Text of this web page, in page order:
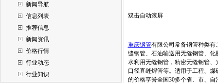
新闻导航
信息列表
推荐信息
新闻资讯
价格行情
行业动态
行业知识
双击自动滚屏
重庆钢管有限公司常备钢管种类有
缝钢管、石油输送用无缝钢管、
水利用无缝钢管，精密无缝钢管
口径直缝焊管等。适用于工程、
的价格享誉全国30多个省、市、